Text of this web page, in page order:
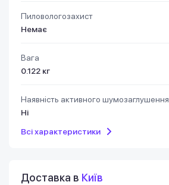
Пиловологозахист
Немає
Вага
0.122 кг
Наявність активного шумозаглушення
Ні
Всі характеристики
Доставка в Київ